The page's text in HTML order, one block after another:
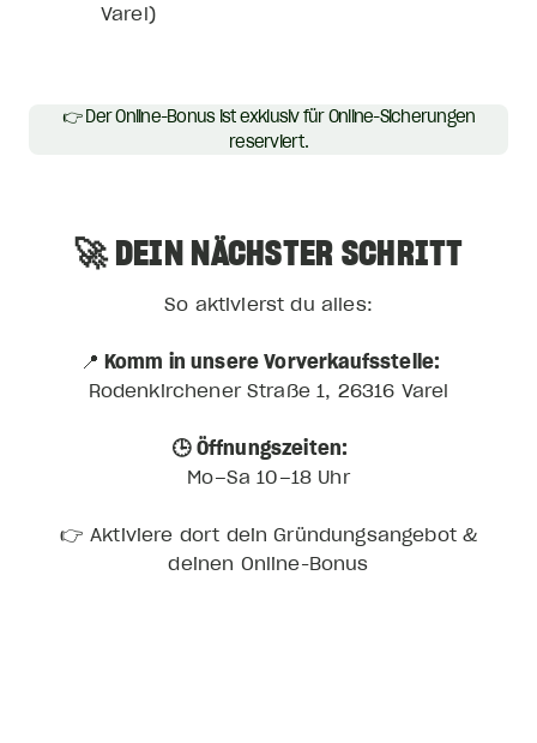
Varel)
👉 Der Online-Bonus ist exklusiv für Online-Sicherungen
reserviert.
🚀 DEIN NÄCHSTER SCHRITT
So aktivierst du alles:
📍 Komm in unsere Vorverkaufsstelle:
Rodenkirchener Straße 1, 26316 Varel
🕒 Öffnungszeiten:
Mo–Sa 10–18 Uhr
👉 Aktiviere dort dein Gründungsangebot &
deinen Online-Bonus